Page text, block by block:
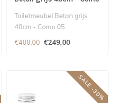
Toiletmeubel Beton grijs
40cm - Como 05
€400,00 €249,00
SALE -30%